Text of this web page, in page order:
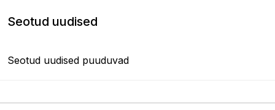
Seotud uudised
Seotud uudised puuduvad